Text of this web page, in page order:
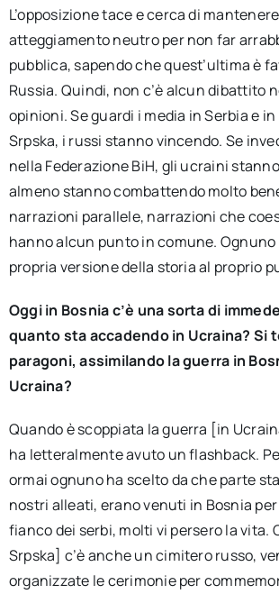
L’opposizione tace e cerca di
atteggiamento neutro per non far
pubblica, sapendo che quest’ultima è
Russia. Quindi, non c’è alcun dibattito
opinioni. Se guardi i media in Serbia e in
Srpska, i russi stanno vincendo. Se
nella Federazione BiH, gli ucraini
almeno stanno combattendo molto
narrazioni parallele, narrazioni che
hanno alcun punto in comune.
propria versione della storia al proprio
Oggi in Bosnia c’è una sorta di
quanto sta accadendo in Ucraina? Si
paragoni, assimilando la guerra in
Ucraina?
Quando è scoppiata la guerra [in
ha letteralmente avuto un flashback.
ormai ognuno ha scelto da che parte
nostri alleati, erano venuti in Bosnia
fianco dei serbi, molti vi persero la vita.
Srpska] c’è anche un cimitero russo,
organizzate le cerimonie per